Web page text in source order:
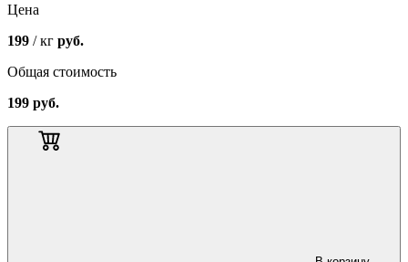
Цена
199 / кг руб.
Общая стоимость
199 руб.